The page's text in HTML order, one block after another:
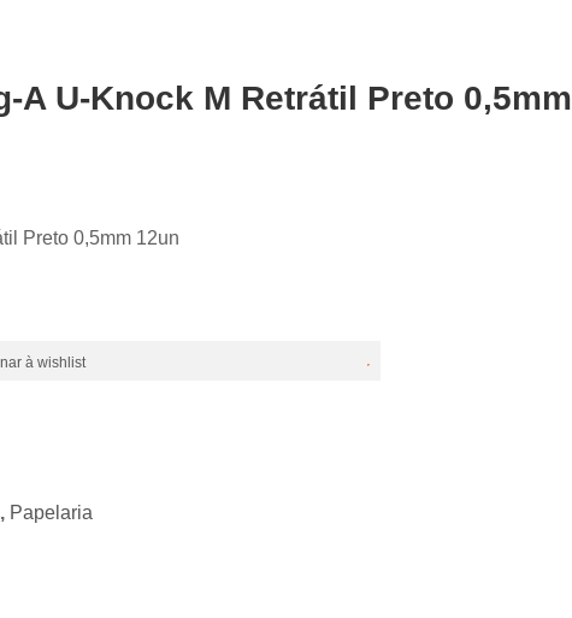
A U-Knock M Retrátil Preto 0,5mm
Preto 0,5mm 12un
à wishlist
, Papelaria